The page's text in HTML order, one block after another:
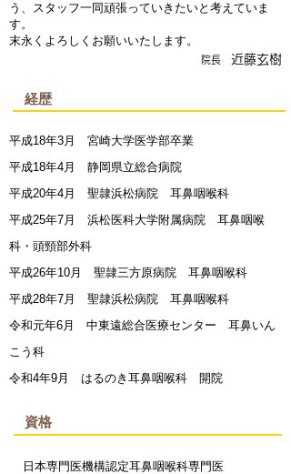
う、スタッフ一同頑張っていきたいと考えていま
す。
末永くよろしくお願いいたします。
院長 近藤玄樹
経歴
平成18年3月 宮崎大学医学部卒業
平成18年4月 静岡県立総合病院
平成20年4月 聖隷浜松病院 耳鼻咽喉科
平成25年7月 浜松医科大学附属病院 耳鼻咽喉
科・頭頸部外科
平成26年10月 聖隷三方原病院 耳鼻咽喉科
平成28年7月 聖隷浜松病院 耳鼻咽喉科
令和元年6月 中東遠総合医療センター 耳鼻いん
こう科
令和4年9月 はるのき耳鼻咽喉科 開院
資格
日本専門医機構認定耳鼻咽喉科専門医